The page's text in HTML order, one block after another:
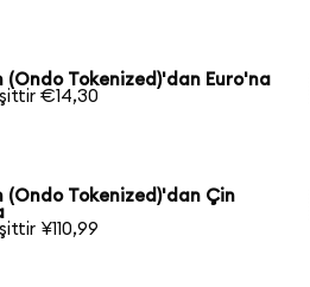
(Ondo Tokenized)'dan Euro'na
€14,30
(Ondo Tokenized)'dan Çin
¥110,99